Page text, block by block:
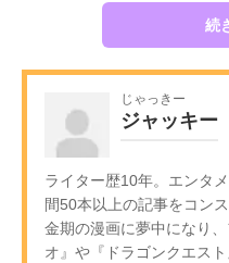
続
じゃっきー
ジャッキー
ライター歴10年。エンタ
間50本以上の記事をコン
金期の漫画に夢中になり
オ』や『ドラゴンクエス